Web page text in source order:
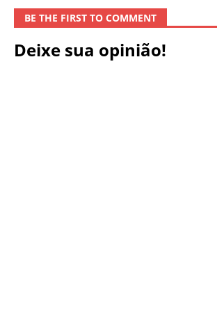
BE THE FIRST TO COMMENT
Deixe sua opinião!